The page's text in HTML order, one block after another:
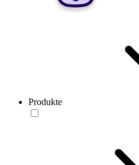
Produkte